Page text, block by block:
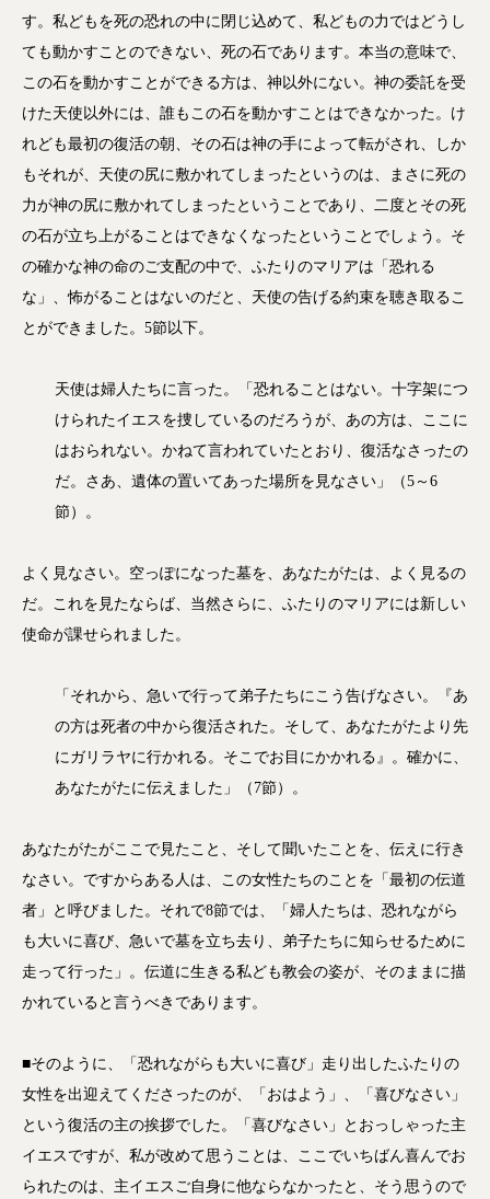
す。私どもを死の恐れの中に閉じ込めて、私どもの力ではどうし
ても動かすことのできない、死の石であります。本当の意味で、
この石を動かすことができる方は、神以外にない。神の委託を受
けた天使以外には、誰もこの石を動かすことはできなかった。け
れども最初の復活の朝、その石は神の手によって転がされ、しか
もそれが、天使の尻に敷かれてしまったというのは、まさに死の
力が神の尻に敷かれてしまったということであり、二度とその死
の石が立ち上がることはできなくなったということでしょう。そ
の確かな神の命のご支配の中で、ふたりのマリアは「恐れる
な」、怖がることはないのだと、天使の告げる約束を聴き取るこ
とができました。5節以下。
天使は婦人たちに言った。「恐れることはない。十字架につ
けられたイエスを捜しているのだろうが、あの方は、ここに
はおられない。かねて言われていたとおり、復活なさったの
だ。さあ、遺体の置いてあった場所を見なさい」（5～6
節）。
よく見なさい。空っぽになった墓を、あなたがたは、よく見るの
だ。これを見たならば、当然さらに、ふたりのマリアには新しい
使命が課せられました。
「それから、急いで行って弟子たちにこう告げなさい。『あ
の方は死者の中から復活された。そして、あなたがたより先
にガリラヤに行かれる。そこでお目にかかれる』。確かに、
あなたがたに伝えました」（7節）。
あなたがたがここで見たこと、そして聞いたことを、伝えに行き
なさい。ですからある人は、この女性たちのことを「最初の伝道
者」と呼びました。それで8節では、「婦人たちは、恐れながら
も大いに喜び、急いで墓を立ち去り、弟子たちに知らせるために
走って行った」。伝道に生きる私ども教会の姿が、そのままに描
かれていると言うべきであります。
■そのように、「恐れながらも大いに喜び」走り出したふたりの
女性を出迎えてくださったのが、「おはよう」、「喜びなさい」
という復活の主の挨拶でした。「喜びなさい」とおっしゃった主
イエスですが、私が改めて思うことは、ここでいちばん喜んでお
られたのは、主イエスご自身に他ならなかったと、そう思うので